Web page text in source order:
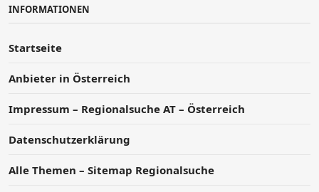
INFORMATIONEN
Startseite
Anbieter in Österreich
Impressum – Regionalsuche AT – Österreich
Datenschutzerklärung
Alle Themen – Sitemap Regionalsuche